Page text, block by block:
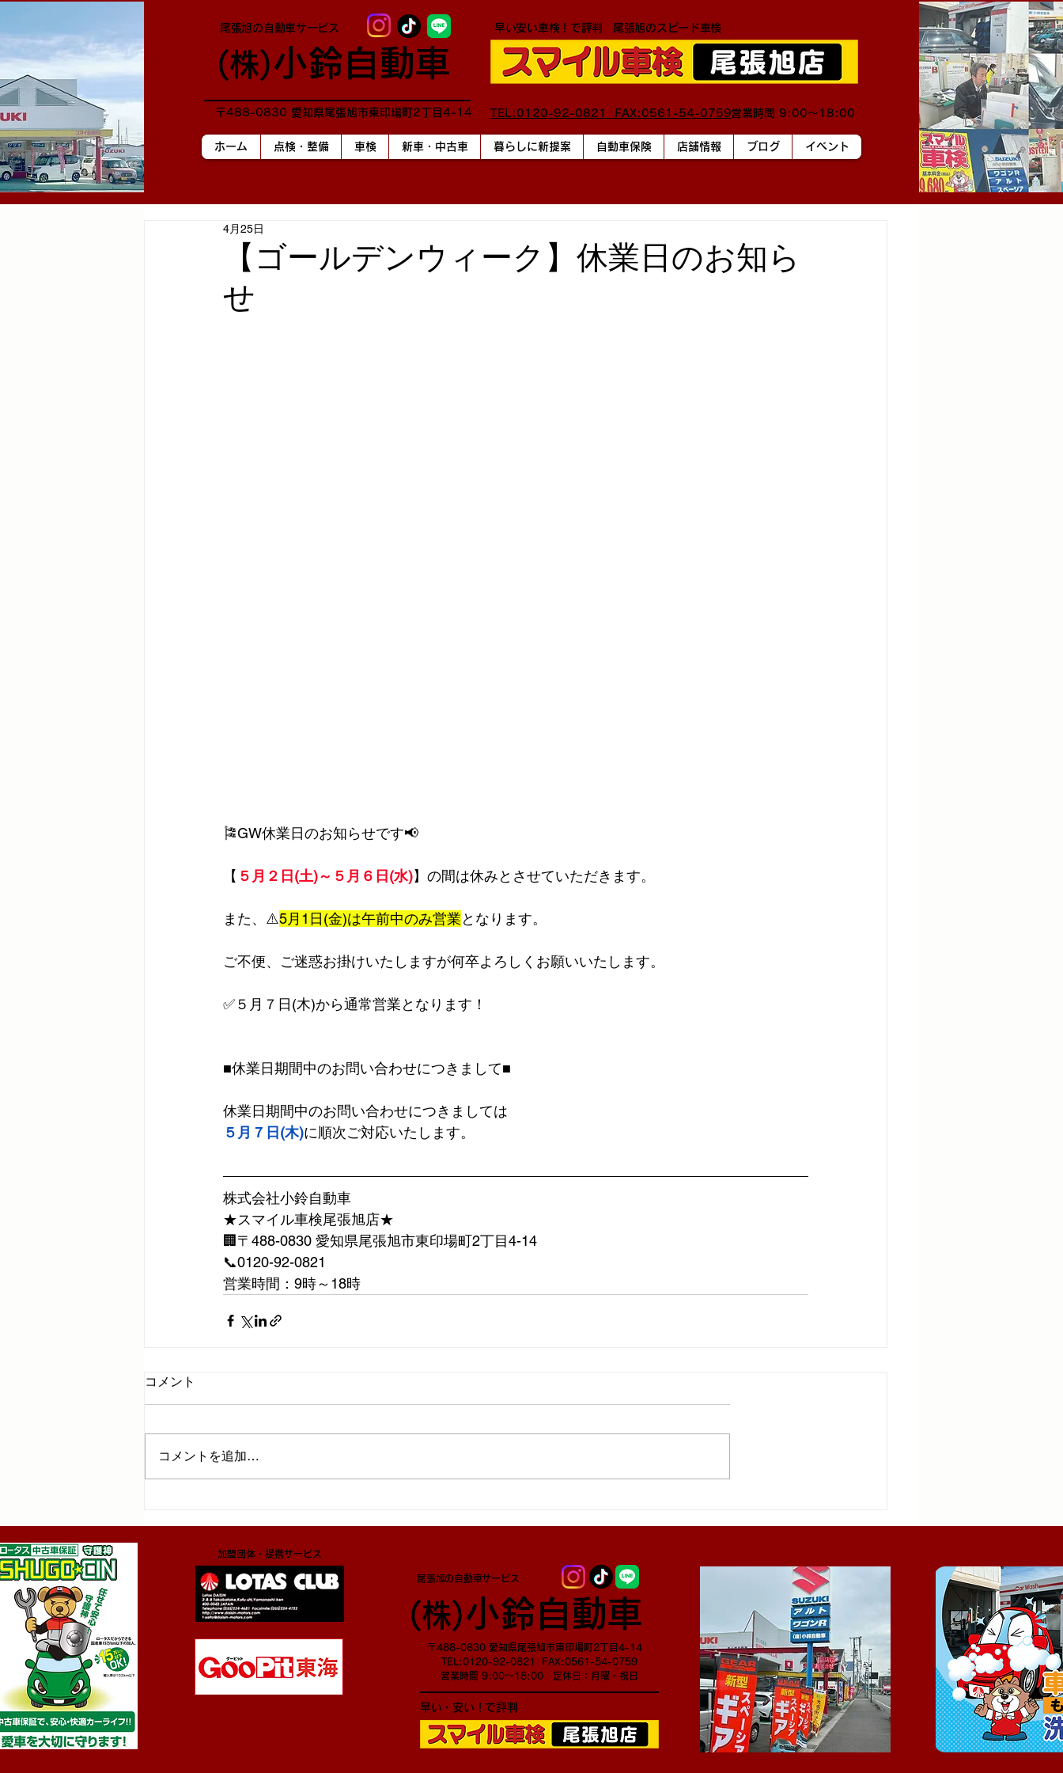
尾張旭の自動車サービス
​(株)小鈴自動車
早い安い車検！で評判 尾張旭のスピード車検
〒488-0830 愛知県尾張旭市東印場町2丁目4-14 TEL:0120-92-0821 FAX:0561-54-0759営業時間 9:00～18:00
ホーム 点検・整備 車検 新車・中古車 暮らしに新提案 自動車保険 店舗情報 ブログ イベント
【ゴールデンウィーク】休業日のお知ら
せ
4月25日
🎏GW休業日のお知らせです📢
【 ５月２日(土)～５月６日(水)】の間は休みとさせていただきます。
また、⚠️5月1日(金)は午前中のみ営業となります。
ご不便、ご迷惑お掛けいたしますが何卒よろしくお願いいたします。
✅５月７日(木)から通常営業となります！
■休業日期間中のお問い合わせにつきまして■
休業日期間中のお問い合わせにつきましては
５月７日(木)に順次ご対応いたします。
株式会社小鈴自動車
★スマイル車検尾張旭店★
🏢〒488-0830 愛知県尾張旭市東印場町2丁目4-14
📞0120-92-0821
営業時間：9時～18時
コメント
コメントを追加…
​加盟団体・提携サービス
尾張旭の自動車サービス
​(株)小鈴自動車
〒488-0830 愛知県尾張旭市東印場町2丁目4-14
TEL:0120-92-0821 FAX:0561-54-0759
営業時間 9:00～18:00 定休日：月曜・祝日
早い・安い！で評判